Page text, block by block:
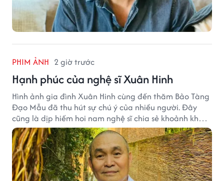
PHIM ẢNH 2 giờ trước
Hạnh phúc của nghệ sĩ Xuân Hinh
Hình ảnh gia đình Xuân Hinh cùng đến thăm Bảo Tàng
Đạo Mẫu đã thu hút sự chú ý của nhiều người. Đây
cũng là dịp hiếm hoi nam nghệ sĩ chia sẻ khoảnh khắc
sum họp bên người thân tại công trình văn hóa tâm
huyết của mình.